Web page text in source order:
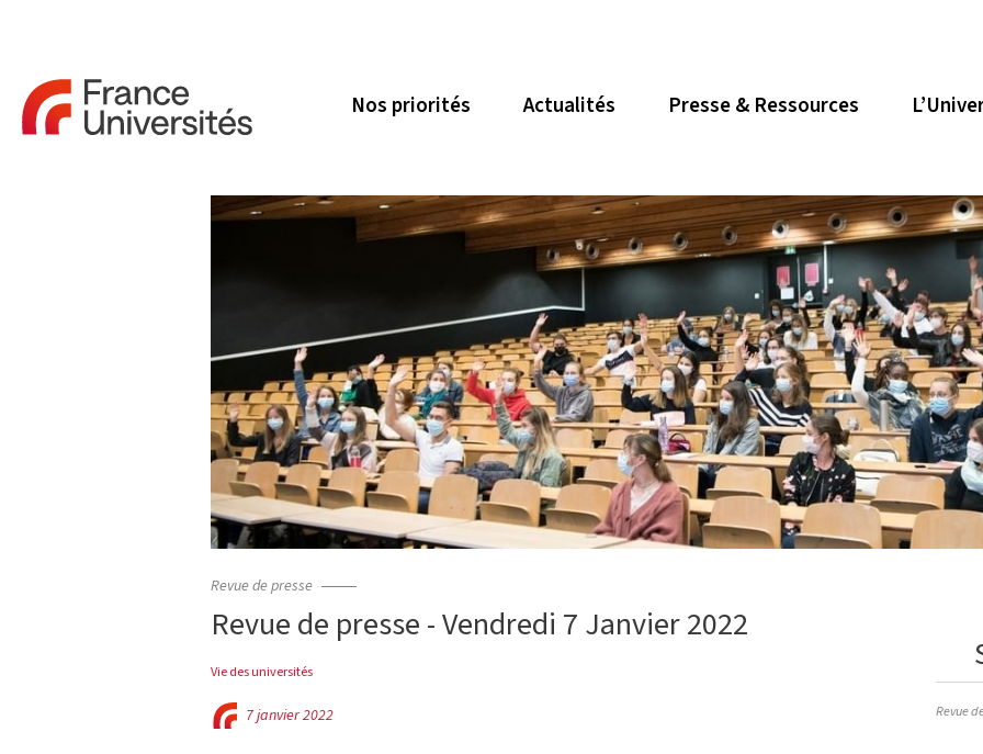
Nos priorités Actualités Presse & Ressources
Revue de presse
Revue de presse - Vendredi 7 Janvier 2022
Vie des universités
7 janvier 2022 Revue